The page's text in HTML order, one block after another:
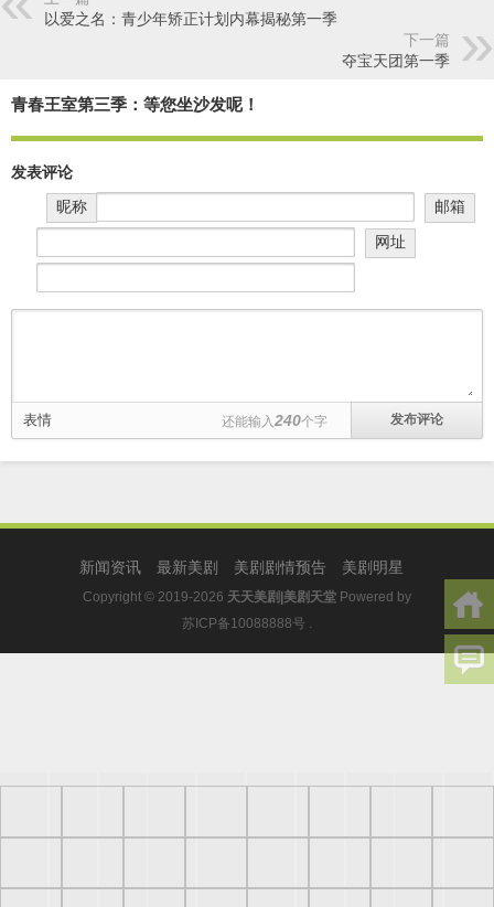
以爱之名：青少年矫正计划内幕揭秘第一季
下一篇
夺宝天团第一季
青春王室第三季：等您坐沙发呢！
发表评论
昵称
邮箱
网址
表情 还能输入 240个字
新闻资讯 最新美剧 美剧剧情预告 美剧明星
Copyright © 2019-2026 天天美剧|美剧天堂 Powered by
苏ICP备10088888号 .